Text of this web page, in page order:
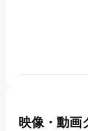
映像・動画